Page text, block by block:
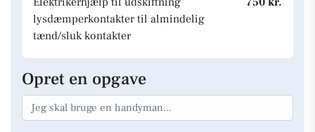
lysdæmperkontakter til almindelig
tænd/sluk kontakter
Opret en opgave